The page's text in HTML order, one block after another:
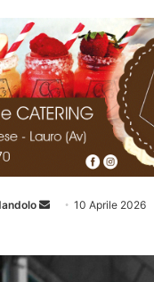
Invia 10 Aprile 2026